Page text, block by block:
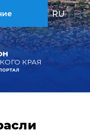
КРАЯ
RU | EN